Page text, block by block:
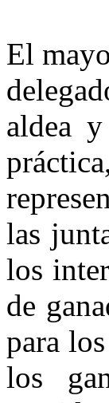
El
aldea
las
los
de
para
los